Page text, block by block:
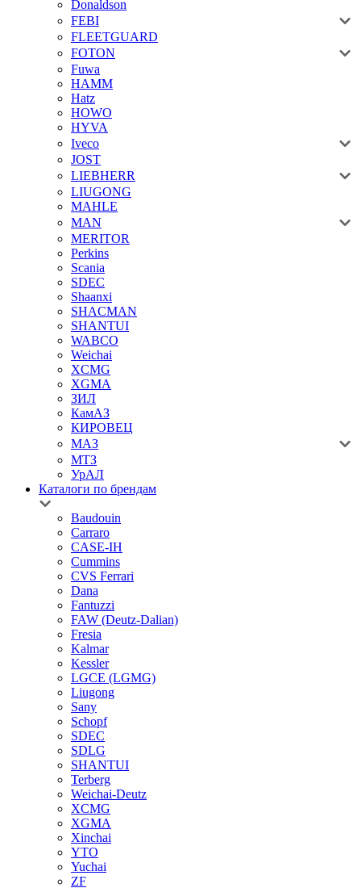
Donaldson
FEBI
FLEETGUARD
FOTON
Fuwa
HAMM
Hatz
HOWO
HYVA
Iveco
JOST
LIEBHERR
LIUGONG
MAHLE
MAN
MERITOR
Perkins
Scania
SDEC
Shaanxi
SHACMAN
SHANTUI
WABCO
Weichai
XCMG
XGMA
ЗИЛ
КамАЗ
КИРОВЕЦ
МАЗ
МТЗ
УрАЛ
Каталоги по брендам
Baudouin
Carraro
CASE-IH
Cummins
CVS Ferrari
Dana
Fantuzzi
FAW (Deutz-Dalian)
Fresia
Kalmar
Kessler
LGCE (LGMG)
Liugong
Sany
Schopf
SDEC
SDLG
SHANTUI
Terberg
Weichai-Deutz
XCMG
XGMA
Xinchai
YTO
Yuchai
ZF